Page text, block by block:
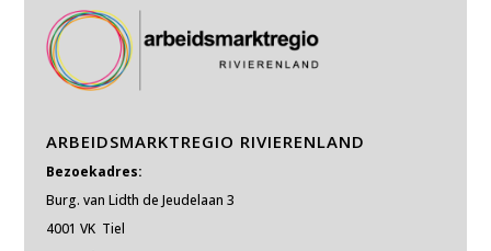
ARBEIDSMARKTREGIO RIVIERENLAND
Bezoekadres:
Burg. van Lidth de Jeudelaan 3
4001 VK Tiel